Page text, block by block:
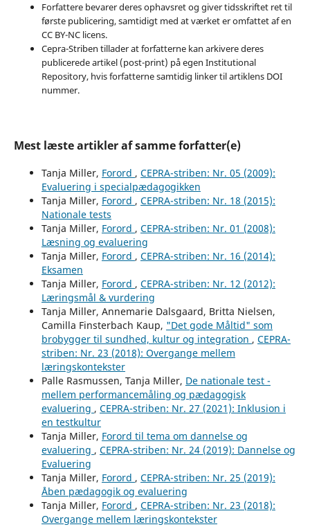
Forfattere bevarer deres ophavsret og giver tidsskriftet ret til
første publicering, samtidigt med at værket er omfattet af en
CC BY-NC licens.
Cepra-Striben tillader at forfatterne kan arkivere deres
publicerede artikel (post-print) på egen Institutional
Repository, hvis forfatterne samtidig linker til artiklens DOI
nummer.
Mest læste artikler af samme forfatter(e)
Tanja Miller, Forord , CEPRA-striben: Nr. 05 (2009):
Evaluering i specialpædagogikken
Tanja Miller, Forord , CEPRA-striben: Nr. 18 (2015):
Nationale tests
Tanja Miller, Forord , CEPRA-striben: Nr. 01 (2008):
Læsning og evaluering
Tanja Miller, Forord , CEPRA-striben: Nr. 16 (2014):
Eksamen
Tanja Miller, Forord , CEPRA-striben: Nr. 12 (2012):
Læringsmål & vurdering
Tanja Miller, Annemarie Dalsgaard, Britta Nielsen,
Camilla Finsterbach Kaup, "Det gode Måltid" som
brobygger til sundhed, kultur og integration , CEPRA-
striben: Nr. 23 (2018): Overgange mellem
læringskontekster
Palle Rasmussen, Tanja Miller, De nationale test -
mellem performancemåling og pædagogisk
evaluering , CEPRA-striben: Nr. 27 (2021): Inklusion i
en testkultur
Tanja Miller, Forord til tema om dannelse og
evaluering , CEPRA-striben: Nr. 24 (2019): Dannelse og
Evaluering
Tanja Miller, Forord , CEPRA-striben: Nr. 25 (2019):
Åben pædagogik og evaluering
Tanja Miller, Forord , CEPRA-striben: Nr. 23 (2018):
Overgange mellem læringskontekster